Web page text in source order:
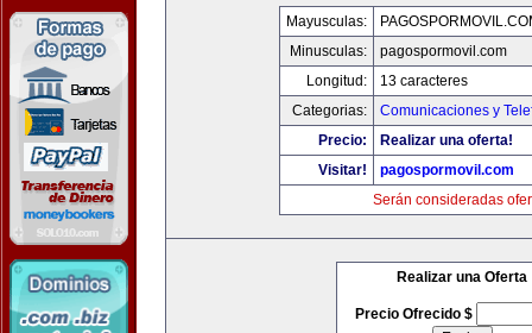
Mayusculas:
Minusculas:
pagospormovil.com
Longitud:
13 caracteres
Categorias:
Comunicaciones y
Precio:
Realizar una oferta!
Visitar!
pagospormovil.com
Serán consideradas
Realizar una Oferta
Precio Ofrecido $